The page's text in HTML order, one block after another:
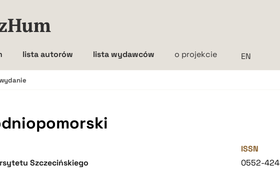
lista autorów lista wydawców o projekcie
Szczecińskiego
ISSN
0552-